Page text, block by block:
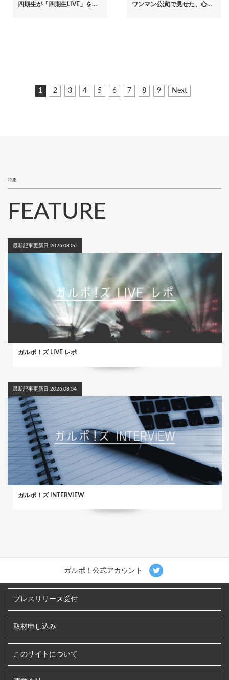
四期生が「四期生LIVE」を…
ワンマン公演)で見せた、心…
カ
1
ペ
2
ペ
3
ペ
4
ペ
5
ペ
6
ペ
7
ペ
8
ペ
9
次
Next
特集
FEATURE
最新記事更新日 2026.08.06
ガルポ！ズ LIVE レポ
最新記事更新日 2026.08.04
ガルポ！ズ INTERVIEW
ガルポ！公式アカウント
プレスリリース受付
取材申し込み
このサイトについて